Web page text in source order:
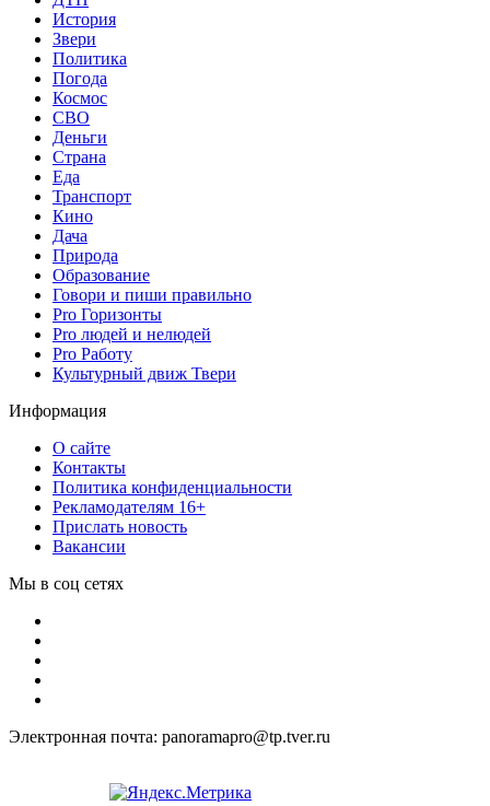
История
Звери
Политика
Погода
Космос
СВО
Деньги
Страна
Еда
Транспорт
Кино
Дача
Природа
Образование
Говори и пиши правильно
Pro Горизонты
Pro людей и нелюдей
Pro Работу
Культурный движ Твери
Информация
О сайте
Контакты
Политика конфиденциальности
Рекламодателям 16+
Прислать новость
Вакансии
Мы в соц сетях
Электронная почта: panoramapro@tp.tver.ru